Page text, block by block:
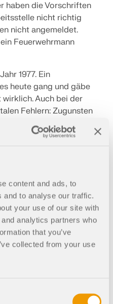
content and ads, to
and to analyse our traffic.
your use of our site with
analytics partners who
that you’ve
collected from your use
haben die Vorschriften
nicht richtig
nicht angemeldet.
Feuerwehrmann
1977. Ein
heute gang und gäbe
Auch bei der
Fehlern: Zugunsten
der Isolierung der
Material
Klimaanalage
des Rauchs,
nicht betroffene
keine
erwähnt, keine
Lounge. Durch